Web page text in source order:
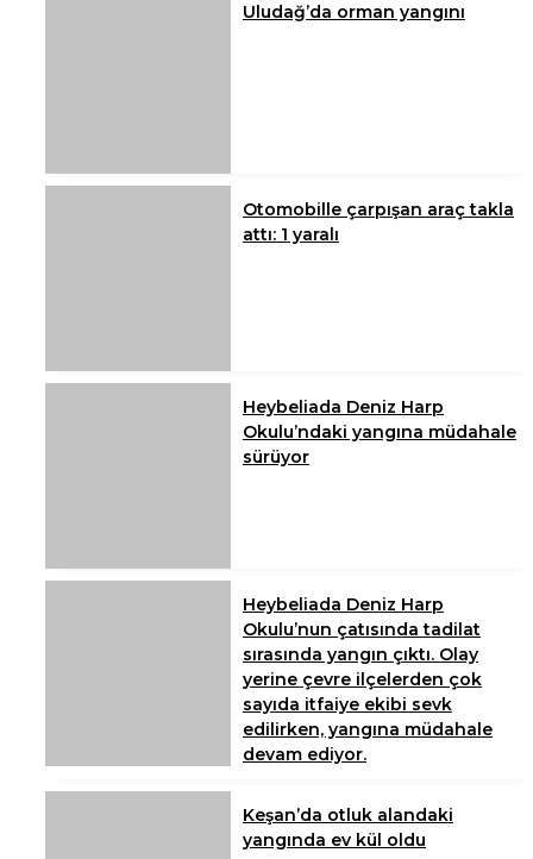
Uludağ’da orman yangını
Otomobille çarpışan araç takla
attı: 1 yaralı
Heybeliada Deniz Harp
Okulu’ndaki yangına müdahale
sürüyor
Heybeliada Deniz Harp
Okulu’nun çatısında tadilat
sırasında yangın çıktı. Olay
yerine çevre ilçelerden çok
sayıda itfaiye ekibi sevk
edilirken, yangına müdahale
devam ediyor.
Keşan’da otluk alandaki
yangında ev kül oldu